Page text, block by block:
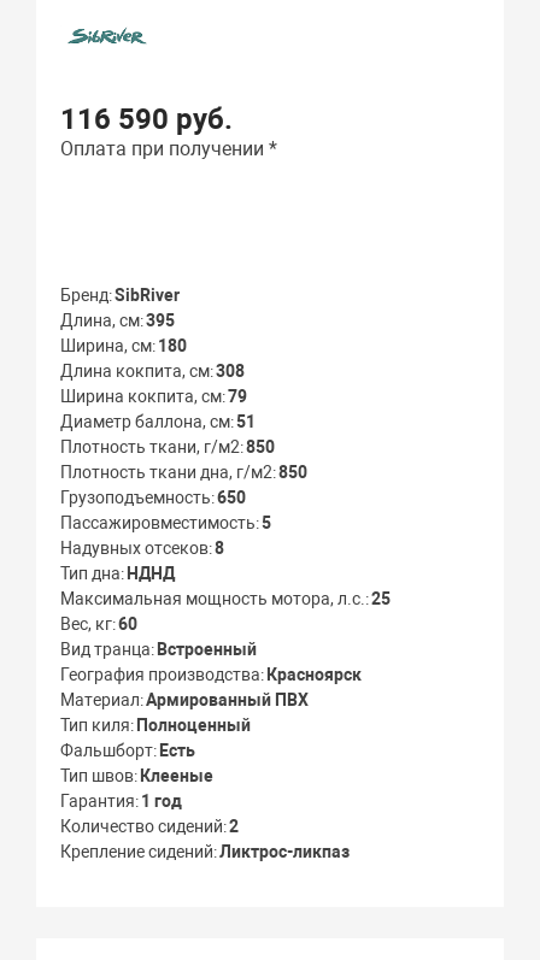
116 590 руб.
Оплата при получении *
Бренд SibRiver
Длина, см 395
Ширина, см 180
Длина кокпита, см 308
Ширина кокпита, см 79
Диаметр баллона, см 51
Плотность ткани, г/м2 850
Плотность ткани дна, г/м2 850
Грузоподъемность 650
Пассажировместимость 5
Надувных отсеков 8
Тип дна НДНД
Максимальная мощность мотора, л.с. 25
Вес, кг 60
Вид транца Встроенный
География производства Красноярск
Материал Армированный ПВХ
Тип киля Полноценный
Фальшборт Есть
Тип швов Клееные
Гарантия 1 год
Количество сидений 2
Крепление сидений Ликтрос-ликпаз